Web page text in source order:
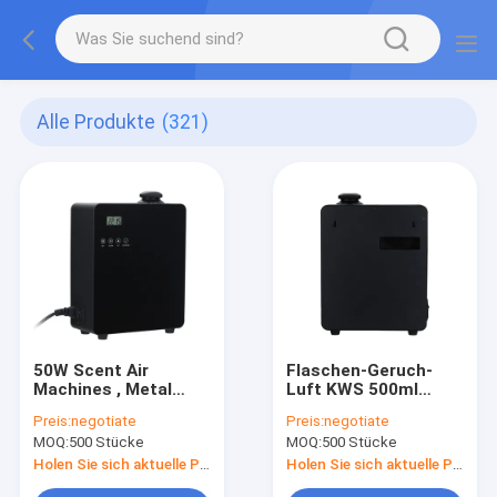
Alle Produkte (321)
50W Scent Air
Machines , Metal
diffuser
Preis:negotiate
MOQ:500 Stücke
Flaschen-Geruch-
Luft KWS 500ml
Zertifikat maschinell
Preis:negotiate
MOQ:500 Stücke